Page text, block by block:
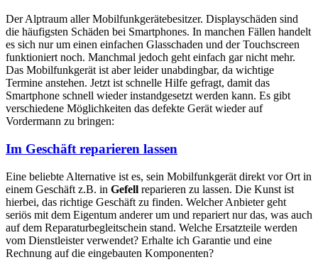
Der Alptraum aller Mobilfunkgerätebesitzer. Displayschäden sind
die häufigsten Schäden bei Smartphones. In manchen Fällen handelt
es sich nur um einen einfachen Glasschaden und der Touchscreen
funktioniert noch. Manchmal jedoch geht einfach gar nicht mehr.
Das Mobilfunkgerät ist aber leider unabdingbar, da wichtige
Termine anstehen. Jetzt ist schnelle Hilfe gefragt, damit das
Smartphone schnell wieder instandgesetzt werden kann. Es gibt
verschiedene Möglichkeiten das defekte Gerät wieder auf
Vordermann zu bringen:
Im Geschäft reparieren lassen
Eine beliebte Alternative ist es, sein Mobilfunkgerät direkt vor Ort in
einem Geschäft z.B. in Gefell reparieren zu lassen. Die Kunst ist
hierbei, das richtige Geschäft zu finden. Welcher Anbieter geht
seriös mit dem Eigentum anderer um und repariert nur das, was auch
auf dem Reparaturbegleitschein stand. Welche Ersatzteile werden
vom Dienstleister verwendet? Erhalte ich Garantie und eine
Rechnung auf die eingebauten Komponenten?